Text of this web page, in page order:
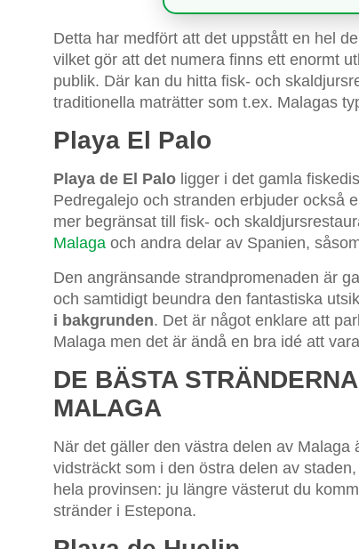
Detta har medfört att det uppstått en hel
vilket gör att det numera finns ett enormt
publik. Där kan du hitta fisk- och
traditionella maträtter som t.ex. Malagas
Playa El Palo
Playa de El Palo ligger i det gamla
Pedregalejo och stranden erbjuder också
mer begränsat till fisk- och
Malaga och andra delar av Spanien,
Den angränsande strandpromenaden är
och samtidigt beundra den fantastiska
i bakgrunden. Det är något enklare att
Malaga men det är ändå en bra idé att
DE BÄSTA
MALAGA
När det gäller den västra delen av
vidsträckt som i den östra delen av
hela provinsen: ju längre västerut du
stränder i Estepona.